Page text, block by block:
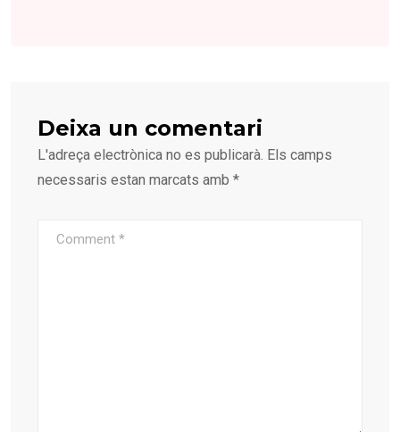
Deixa un comentari
L'adreça electrònica no es publicarà. Els camps
necessaris estan marcats amb *